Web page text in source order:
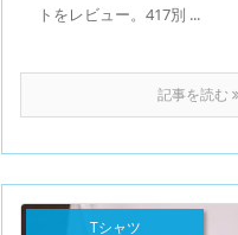
トをレビュー。417別 ...
記事を読む
Tシャツ